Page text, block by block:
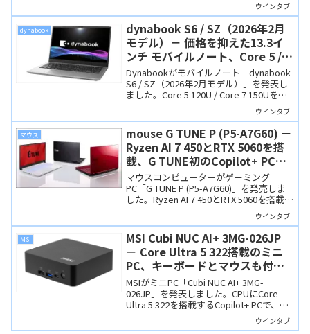
ウインタブ
dynabook
dynabook S6 / SZ（2026年2月
モデル）－ 価格を抑えた13.3イ
ンチ モバイルノート、Core 5 /
Core 7搭載でディスプレイは
IGZO
Dynabookがモバイルノート「dynabook
S6 / SZ（2026年2月モデル）」を発表し
ました。Core 5 120U / Core 7 150Uを搭
載し、ディスプレイはIGZOパネル。
Dynabookモバイルノートの中では購入
しやすい価格なのが魅力。
ウインタブ
マウス
mouse G TUNE P (P5-A7G60) －
Ryzen AI 7 450とRTX 5060を搭
載、G TUNE初のCopilot+ PCは
ホワイトやレッドも選べます
マウスコンピューターがゲーミング
PC「G TUNE P (P5-A7G60)」を発売しま
した。Ryzen AI 7 450とRTX 5060を搭載
し、ブランド初のCopilot+ PCです。マウ
スコンピューターはサポートが充実して
いて、保証も3年と長いので安心。
ウインタブ
MSI
MSI Cubi NUC AI+ 3MG-026JP
－ Core Ultra 5 322搭載のミニ
PC、キーボードとマウスも付属
するCopilot+ PCです
MSIがミニPC「Cubi NUC AI+ 3MG-
026JP」を発表しました。CPUにCore
Ultra 5 322を搭載するCopilot+ PCで、本
体には指紋センサーも搭載、キーボード
やマウス、電源スイッチ延長ケーブルな
ウインタブ